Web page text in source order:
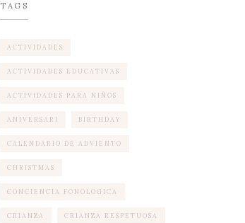
TAGS
ACTIVIDADES
ACTIVIDADES EDUCATIVAS
ACTIVIDADES PARA NIÑOS
ANIVERSARI BIRTHDAY
CALENDARIO DE ADVIENTO
CHRISTMAS
CONCIENCIA FONOLOGICA
CRIANZA CRIANZA RESPETUOSA